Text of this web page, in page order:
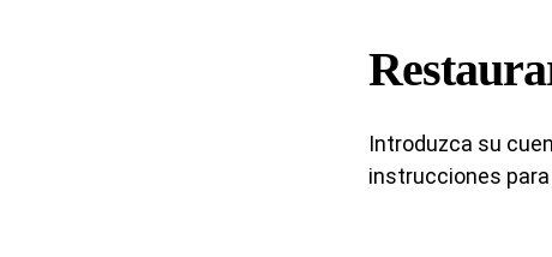
Introduzca su
instrucciones